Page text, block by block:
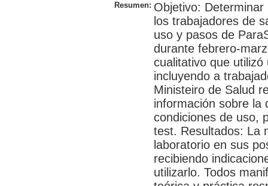
Resumen: Objetivo:
los trabajadores de
uso y pasos de
durante febrero-
cualitativo que
incluyendo a
Ministeiro de Salud
información sobre la
condiciones de uso,
test. Resultados: La
laboratorio en sus
recibiendo
utilizarlo. Todos